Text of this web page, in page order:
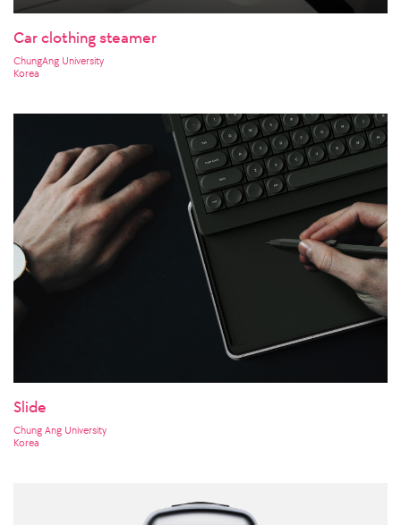
Car clothing steamer
ChungAng University
Korea
Slide
Chung Ang University
Korea